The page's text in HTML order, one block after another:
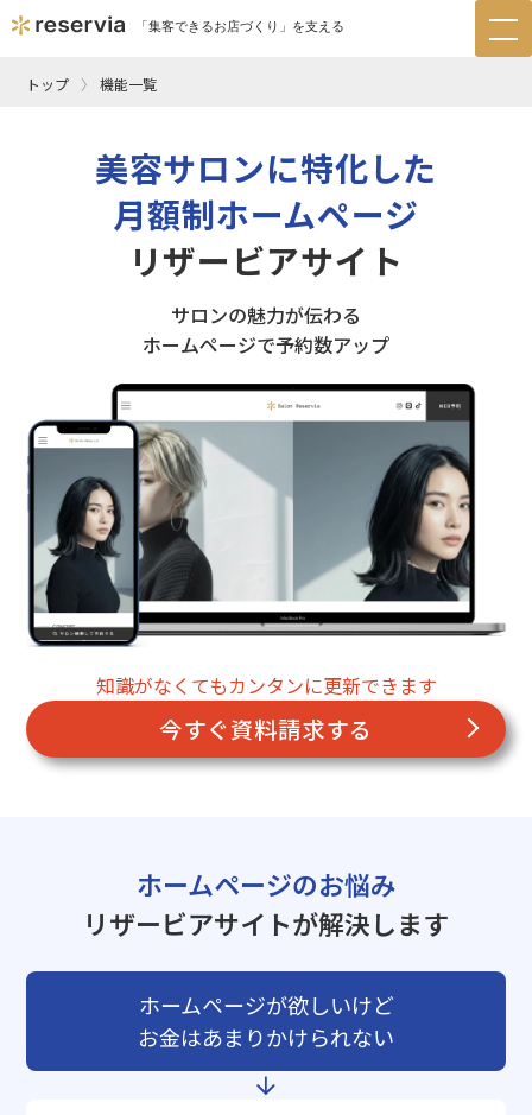
「集客できるお店づくり」を支える
トップ 機能一覧
美容サロンに特化した
月額制ホームページ
リザービアサイト
サロンの魅力が伝わる
ホームページで予約数アップ
知識がなくてもカンタンに更新できます
今すぐ資料請求する
ホームページのお悩み
リザービアサイトが解決します
ホームページが欲しいけど
お金はあまりかけられない